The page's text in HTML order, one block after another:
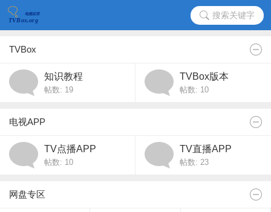
搜索关键字
TVBox
知识教程
帖数: 19
TVBox版本
帖数: 10
电视APP
TV点播APP
帖数: 10
TV直播APP
帖数: 23
网盘专区